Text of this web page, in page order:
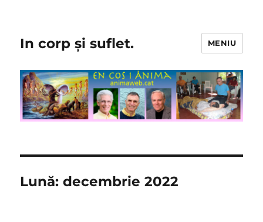
In corp și suflet. MENIU
Lună:decembrie 2022